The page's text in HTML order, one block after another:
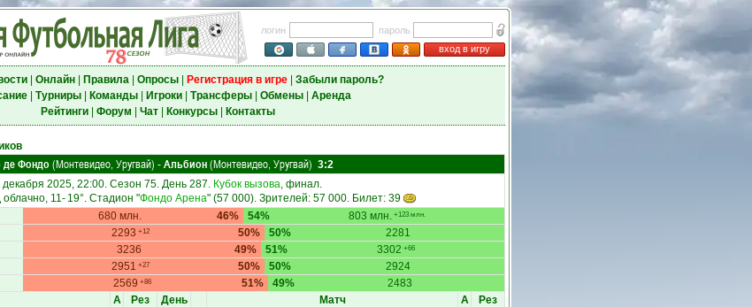
логин
пароль
вход в игру
| Онлайн| Правила| Опросы| Регистрация в игре| Забыли пароль?
| Турниры| Команды| Игроки| Трансферы| Обмены| Аренда
Рейтинги| Форум Чат| Конкурсы| Контакты
Фондо (Монтевидео, Уругвай) - Альбион(Монтевидео, Уругвай) 3:2
декабря 2025, 22:00. Сезон 75. День 287. Кубок вызова, финал.
облачно, 11- 19°. Стадион "Фондо Арена" (57 000). Зрителей: 57 000. Билет: 39
680 млн. 46% 803 млн. +123 млн.
54%
2293 +12 50% 2281
50%
3236 49% 3302 +66
51%
2951 +27 50% 2924
50%
2569 +86 51% 2483
49%
А Рез День Матч А Рез